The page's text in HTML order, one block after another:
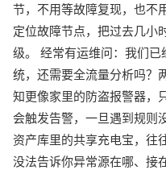
节，不用等故障复现，也不
定位故障节点，把过去几小
级。 经常有运维问：我们
统，还需要全流量分析吗？
知更像家里的防盗报警器，
会触发告警，一旦遇到规
资产库里的共享充电宝，往
没法告诉你异常源在哪、接